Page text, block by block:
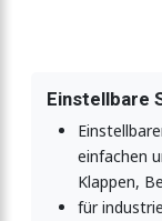
einstellbar
einstellbar
Einstellbare
einfachen
Klappen,
für